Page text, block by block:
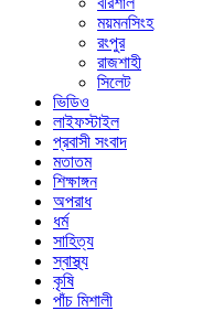
ময়মনসিংহ
রংপুর
রাজশাহী
সিলেট
ভিডিও
লাইফস্টাইল
প্রবাসী সংবাদ
মতাতম
শিক্ষাঙ্গন
অপরাধ
ধর্ম
সাহিত্য
স্বাস্থ্য
কৃষি
পাঁচ মিশালী